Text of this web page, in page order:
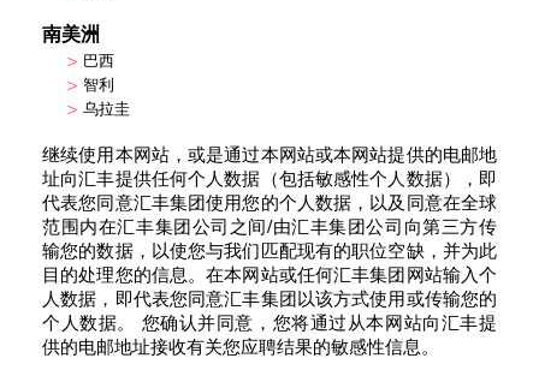
南美洲
> 巴西
> 智利
> 乌拉圭
继续使用本网站，或是通过本网站或本网站提供的电邮地
址向汇丰提供任何个人数据（包括敏感性个人数据），即
代表您同意汇丰集团使用您的个人数据，以及同意在全球
范围内在汇丰集团公司之间/由汇丰集团公司向第三方传
输您的数据，以使您与我们匹配现有的职位空缺，并为此
目的处理您的信息。在本网站或任何汇丰集团网站输入个
人数据，即代表您同意汇丰集团以该方式使用或传输您的
个人数据。 您确认并同意，您将通过从本网站向汇丰提
供的电邮地址接收有关您应聘结果的敏感性信息。